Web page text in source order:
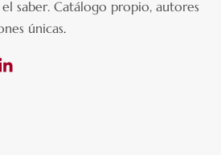
saber.Catálogo propio, autores
únicas.